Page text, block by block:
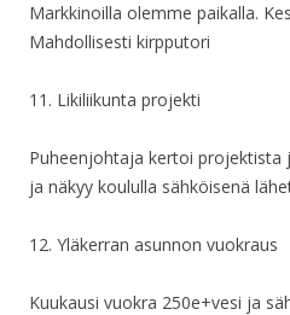
Markkinoilla olemme paikalla.
Mahdollisesti kirpputori
11. Likiliikunta projekti
Puheenjohtaja kertoi projektista
ja näkyy koululla sähköisenä
12. Yläkerran asunnon vuokraus
Kuukausi vuokra 250e+vesi ja